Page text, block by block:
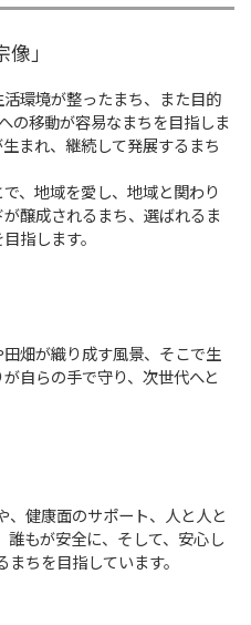
」
環境が整ったまち、また目的
の移動が容易なまちを目指しま
まれ、継続して発展するまち
、地域を愛し、地域と関わり
醸成されるまち、選ばれるま
指します。
畑が織り成す風景、そこで生
自らの手で守り、次世代へと
健康面のサポート、人と人と
誰もが安全に、そして、安心し
ちを目指しています。